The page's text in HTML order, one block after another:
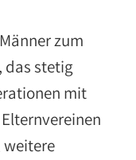
zum
das stetig
mit
weitere